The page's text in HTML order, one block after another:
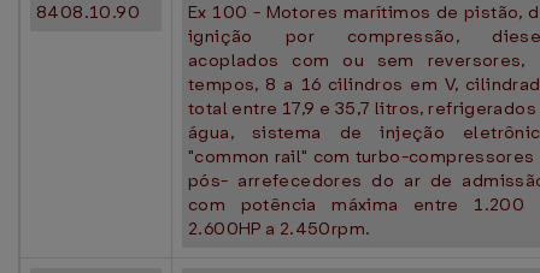
8408.10.90
Ex 100 - Motores marítimos de pistão,
ignição por compressão,
acoplados com ou sem reversores,
tempos, 8 a 16 cilindros em V,
total entre 17,9 e 35,7 litros, refrigerados
água, sistema de injeção
"common rail" com turbo-compressores
pós- arrefecedores do ar de
com potência máxima entre 1.200
2.600HP a 2.450rpm.